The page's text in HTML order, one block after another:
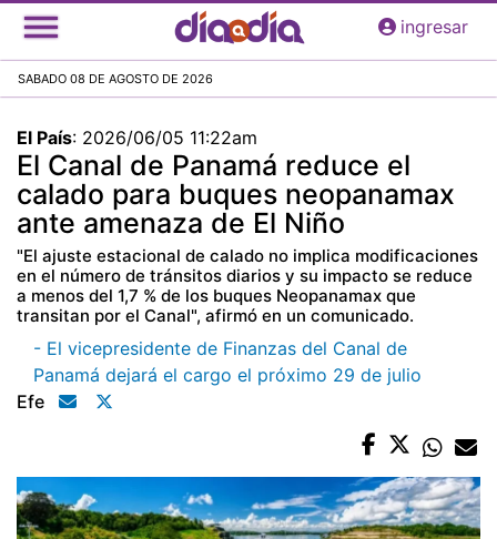
Pasar
al
principal
ingresar
SABADO 08 DE AGOSTO DE 2026
El País: 2026/06/05 11:22am
El Canal de Panamá reduce el
calado para buques neopanamax
ante amenaza de El Niño
"El ajuste estacional de calado no implica modificaciones
en el número de tránsitos diarios y su impacto se reduce
a menos del 1,7 % de los buques Neopanamax que
transitan por el Canal", afirmó en un comunicado.
- El vicepresidente de Finanzas del Canal de
Panamá dejará el cargo el próximo 29 de julio
Efe